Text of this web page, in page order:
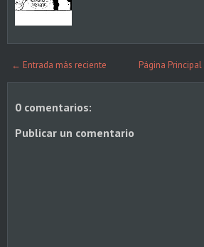
← Entrada más reciente Página Principal
0 comentarios:
Publicar un comentario